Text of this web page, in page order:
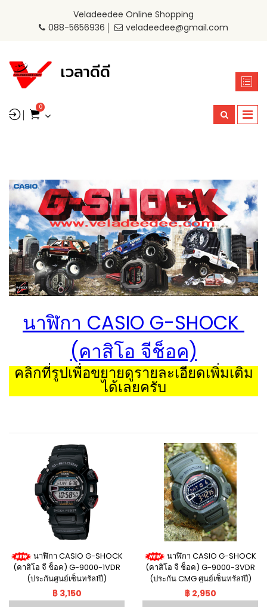
Veladeedee Online Shopping
088-5656936
veladeedee@gmail.com
เวลาดีดี
0
นาฬิกา CASIO G-SHOCK
(คาสิโอ จีช็อค)
คลิกที่รูปเพื่อขยายดูรายละเอียดเพิ่มเติม
ได้เลยครับ
นาฬิกา CASIO G-SHOCK
(คาสิโอ จี ช็อค) G-9000-1VDR
(ประกันศูนย์เซ็นทรัล1ปี)
฿ 3,150
นาฬิกา CASIO G-SHOCK
(คาสิโอ จี ช็อค) G-9000-3VDR
(ประกัน CMG ศูนย์เซ็นทรัล1ปี)
฿ 2,950